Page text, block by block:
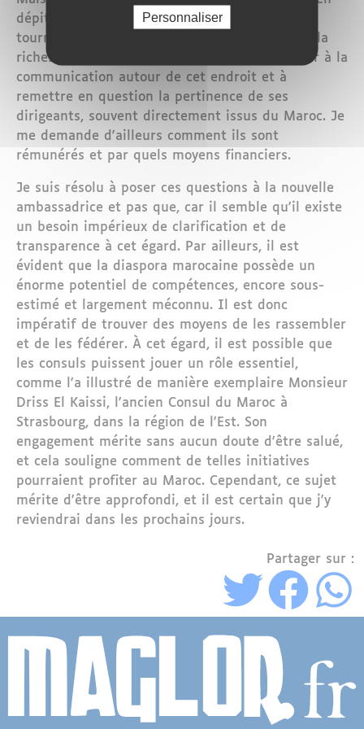
dépit de son potentiel en tant que plaque
tournante de la promotion de la culture et de la
richesse marocaine. Cela m'a amené à réfléchir à la
communication autour de cet endroit et à
remettre en question la pertinence de ses
dirigeants, souvent directement issus du Maroc. Je
me demande d'ailleurs comment ils sont
rémunérés et par quels moyens financiers.
Je suis résolu à poser ces questions à la nouvelle
ambassadrice et pas que, car il semble qu'il existe
un besoin impérieux de clarification et de
transparence à cet égard. Par ailleurs, il est
évident que la diaspora marocaine possède un
énorme potentiel de compétences, encore sous-
estimé et largement méconnu. Il est donc
impératif de trouver des moyens de les rassembler
et de les fédérer. À cet égard, il est possible que
les consuls puissent jouer un rôle essentiel,
comme l'a illustré de manière exemplaire Monsieur
Driss El Kaissi, l'ancien Consul du Maroc à
Strasbourg, dans la région de l'Est. Son
engagement mérite sans aucun doute d'être salué,
et cela souligne comment de telles initiatives
pourraient profiter au Maroc. Cependant, ce sujet
mérite d'être approfondi, et il est certain que j'y
reviendrai dans les prochains jours.
Partager sur :
Personnaliser